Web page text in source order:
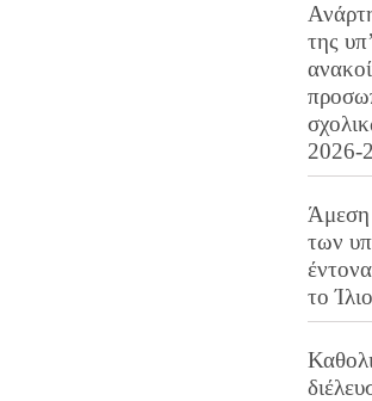
της
2026-
Άμεση
των
το